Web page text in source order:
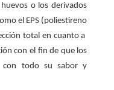
o los derivados
el EPS (poliestireno
total en cuanto a
con el fin de que los
con todo su sabor y